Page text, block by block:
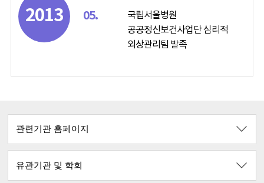
2013 05.
국립서울병원
공공정신보건사업단 심리적
외상관리팀 발족